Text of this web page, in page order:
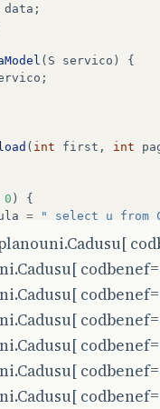
data ;
( S servico )
{
;
load ( int first , int
0 )
{
=
" select u from
buscafindCadusulazy
data );